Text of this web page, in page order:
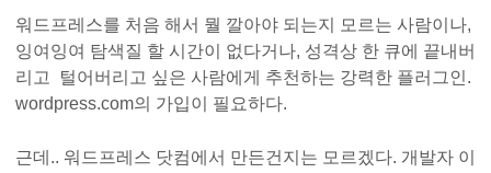
워드프레스를 처음 해서 뭘 깔아야 되는지 모르는 사람이나,
잉여잉여 탐색질 할 시간이 없다거나, 성격상 한 큐에 끝내버
리고 털어버리고 싶은 사람에게 추천하는 강력한 플러그인.
wordpress.com의 가입이 필요하다.
근데.. 워드프레스 닷컴에서 만든건지는 모르겠다. 개발자 이